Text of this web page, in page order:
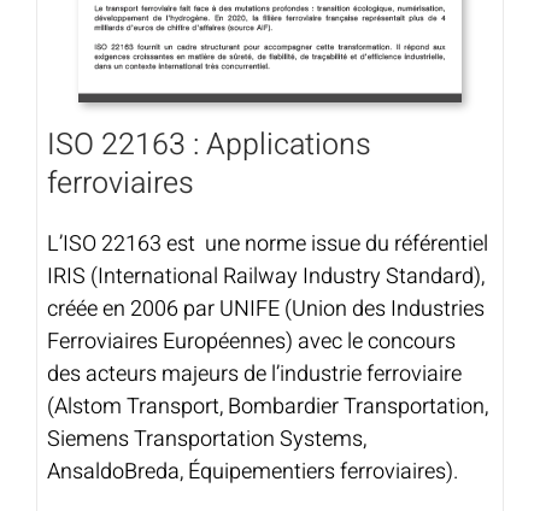
ISO 22163 : Applications
ferroviaires
L’ISO 22163 est une norme issue du référentiel
IRIS (International Railway Industry Standard),
créée en 2006 par UNIFE (Union des Industries
Ferroviaires Européennes) avec le concours
des acteurs majeurs de l’industrie ferroviaire
(Alstom Transport, Bombardier Transportation,
Siemens Transportation Systems,
AnsaldoBreda, Équipementiers ferroviaires).